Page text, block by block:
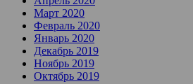
Март 2020
Февраль 2020
Январь 2020
Декабрь 2019
Ноябрь 2019
Октябрь 2019